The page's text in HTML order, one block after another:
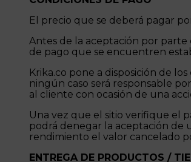
El precio que se deberá pagar
Antes de la aceptación por
de pago que se encuentren
Krika.co pone a disposición de
ningún caso será responsable
al cliente con ocasión de una
Una vez que el sitio verifique el
podrá denegar la aceptación de
rendimiento el valor cancelado
ENTREGA DE PRODUCTOS /